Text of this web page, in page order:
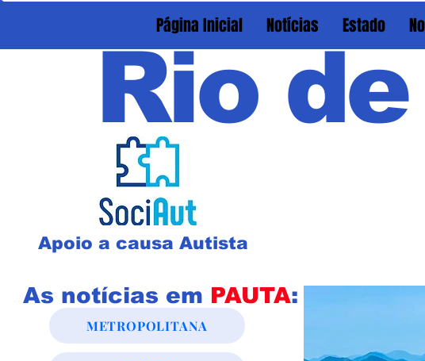
Página Inicial Notícias Estado
Rio
Apoio a causa Autista
As notícias em PAUTA:
METROPOLITANA